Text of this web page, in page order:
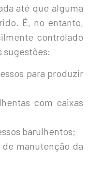
até que alguma
É, no entanto,
controlado
sugestões:
para produzir
com caixas
barulhentos;
manutenção da